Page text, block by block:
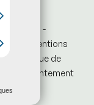
réservés -
-
Mentions
Politique de
de consentement